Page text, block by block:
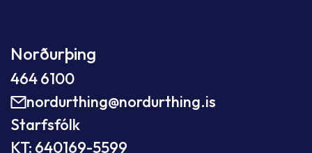
Norðurþing
464 6100
nordurthing@nordurthing.is
Starfsfólk
KT: 640169-5599